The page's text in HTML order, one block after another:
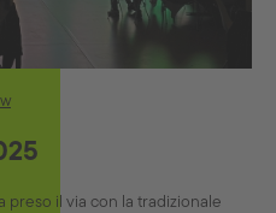
preso il via con la tradizionale